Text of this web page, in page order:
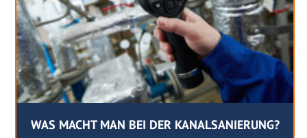
WAS MACHT MAN BEI DER KANALSANIERUNG?